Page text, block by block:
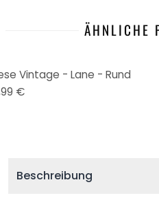
ÄHNLICHE
Vintage - Lane - Rund
€
Beschreibung